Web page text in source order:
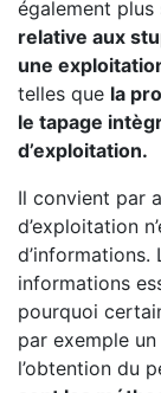
également plus
relative aux
une
telles que la
le tapage
d’exploitation.
Il convient par
d’exploitation
informations
pourquoi
par exemple
l’obtention du